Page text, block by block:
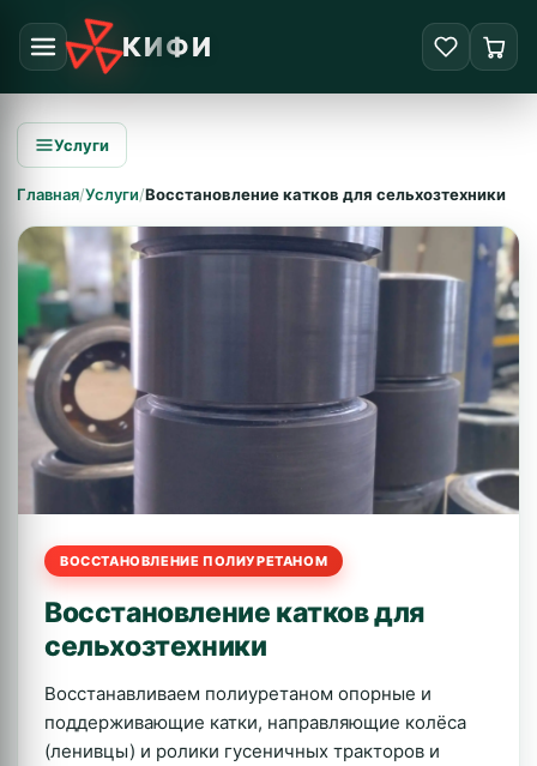
КИФИ
Услуги
Главная/Услуги/Восстановление катков для сельхозтехники
ВОССТАНОВЛЕНИЕ ПОЛИУРЕТАНОМ
Восстановление катков для
сельхозтехники
Восстанавливаем полиуретаном опорные и
поддерживающие катки, направляющие колёса
(ленивцы) и ролики гусеничных тракторов и